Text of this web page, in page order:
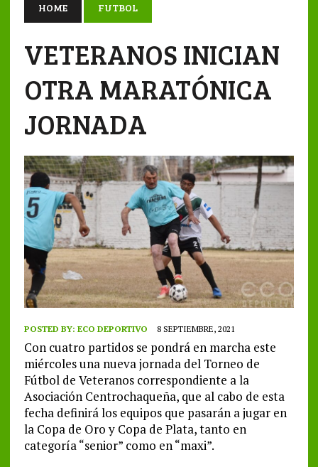
HOME FUTBOL
VETERANOS INICIAN
OTRA MARATÓNICA
JORNADA
POSTED BY: ECO DEPORTIVO 8 SEPTIEMBRE, 2021
Con cuatro partidos se pondrá en marcha este
miércoles una nueva jornada del Torneo de
Fútbol de Veteranos correspondiente a la
Asociación Centrochaqueña, que al cabo de esta
fecha definirá los equipos que pasarán a jugar en
la Copa de Oro y Copa de Plata, tanto en
categoría “senior” como en “maxi”.